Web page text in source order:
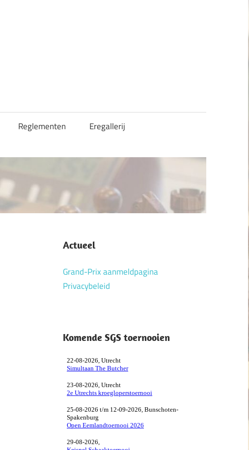
Reglementen Eregallerij
Actueel
Grand-Prix aanmeldpagina
Privacybeleid
Komende SGS toernooien